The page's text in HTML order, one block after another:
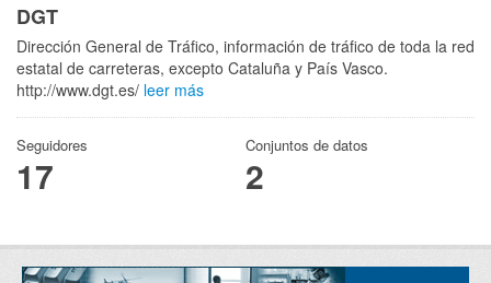
DGT
Dirección General de Tráfico, información de tráfico de toda la red
estatal de carreteras, excepto Cataluña y País Vasco.
http://www.dgt.es/ leer más
Seguidores
17
Conjuntos de datos
2